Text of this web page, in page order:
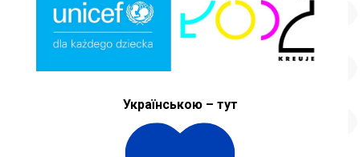
Українською – тут